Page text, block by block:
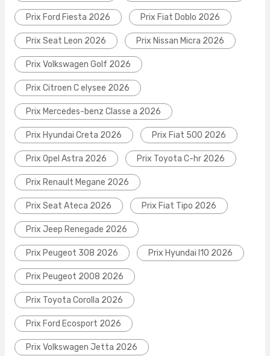
Prix Ford Fiesta 2026 Prix Fiat Doblo 2026
Prix Seat Leon 2026 Prix Nissan Micra 2026
Prix Volkswagen Golf 2026
Prix Citroen C elysee 2026
Prix Mercedes-benz Classe a 2026
Prix Hyundai Creta 2026 Prix Fiat 500 2026
Prix Opel Astra 2026 Prix Toyota C-hr 2026
Prix Renault Megane 2026
Prix Seat Ateca 2026 Prix Fiat Tipo 2026
Prix Jeep Renegade 2026
Prix Peugeot 308 2026 Prix Hyundai I10 2026
Prix Peugeot 2008 2026
Prix Toyota Corolla 2026
Prix Ford Ecosport 2026
Prix Volkswagen Jetta 2026